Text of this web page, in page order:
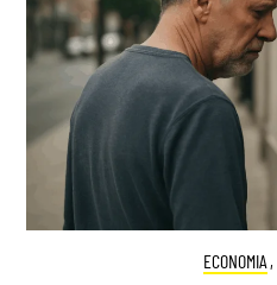
ECONOMIA ,